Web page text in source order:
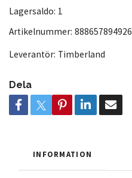
Lagersaldo: 1
Artikelnummer: 888657894926
Leverantör: Timberland
Dela
INFORMATION